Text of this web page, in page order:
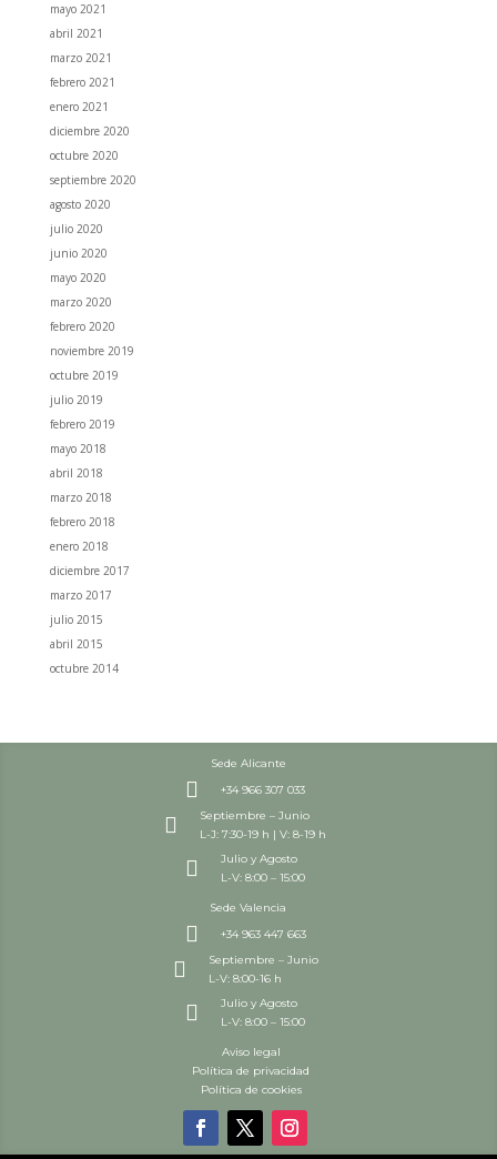
mayo 2021
abril 2021
marzo 2021
febrero 2021
enero 2021
diciembre 2020
octubre 2020
septiembre 2020
agosto 2020
julio 2020
junio 2020
mayo 2020
marzo 2020
febrero 2020
noviembre 2019
octubre 2019
julio 2019
febrero 2019
mayo 2018
abril 2018
marzo 2018
febrero 2018
enero 2018
diciembre 2017
marzo 2017
julio 2015
abril 2015
octubre 2014
Sede Alicante
 +34 966 307 033

Septiembre – Junio
L-J: 7:30-19 h | V: 8-19 h

Julio y Agosto
L-V: 8:00 – 15:00
Sede Valencia
 +34 963 447 663

Septiembre – Junio
L-V: 8:00-16 h

Julio y Agosto
L-V: 8:00 – 15:00
Aviso legal
Política de privacidad
Política de cookies